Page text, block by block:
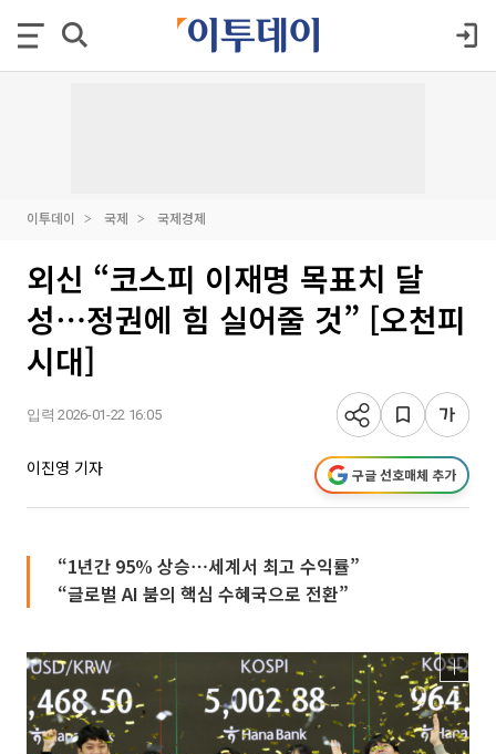
이투데이 국제 국제경제
외신 “코스피 이재명 목표치 달
성⋯정권에 힘 실어줄 것” [오천피
시대]
입력 2026-01-22 16:05
이진영 기자 구글 선호매체 추가
“1년간 95% 상승⋯세계서 최고 수익률”
“글로벌 AI 붐의 핵심 수혜국으로 전환”